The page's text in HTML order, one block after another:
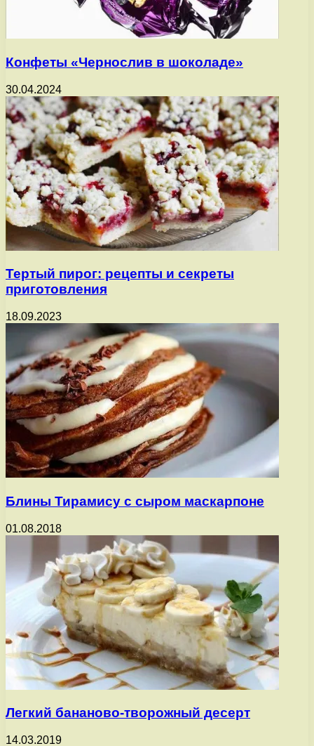
Конфеты «Чернослив в шоколаде»
30.04.2024
Тертый пирог: рецепты и секреты
приготовления
18.09.2023
Блины Тирамису с сыром маскарпоне
01.08.2018
Легкий бананово-творожный десерт
14.03.2019